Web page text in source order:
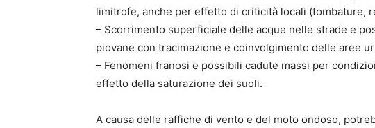
limitrofe, anche per effetto di criticità locali (tombature,
– Scorrimento superficiale delle acque nelle strade e
piovane con tracimazione e coinvolgimento delle aree
– Fenomeni franosi e possibili cadute massi per
effetto della saturazione dei suoli.
A causa delle raffiche di vento e del moto ondoso,